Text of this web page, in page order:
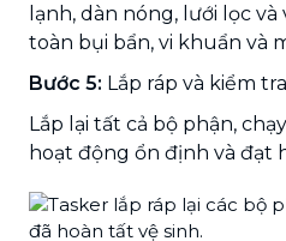
lạnh, dàn nóng, lưới lọc và
toàn bụi bẩn, vi khuẩn và
Bước 5: Lắp ráp và kiểm
Lắp lại tất cả bộ phận,
hoạt động ổn định và đạt